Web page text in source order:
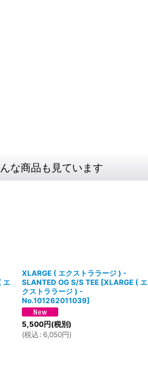
な商品も見ています
エ
XLARGE ( エクストララージ ) -
SLANTED OG S/S TEE [XLARGE ( エ
クストララージ ) -
No.101262011039]
5,500円(税別)
(税込 : 6,050円)